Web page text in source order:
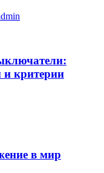
и критерии
в мир